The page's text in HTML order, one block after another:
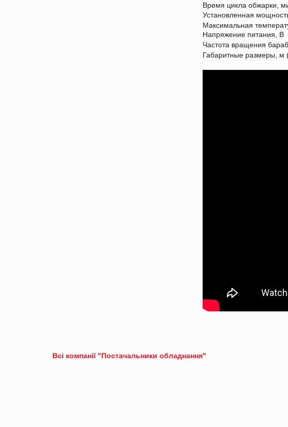
Время цикла обжарки,
Установленная
Максимальная
Напряжение
Частота вращения
Габаритные размеры, м
Всі компанії "Постачальники обладнання"